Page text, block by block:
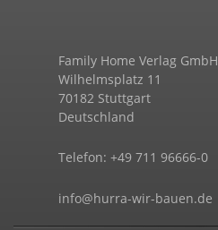
Family Home Verlag GmbH
Wilhelmsplatz 11
70182 Stuttgart
Deutschland
Telefon: +49 711 96666-0
info@hurra-wir-bauen.de